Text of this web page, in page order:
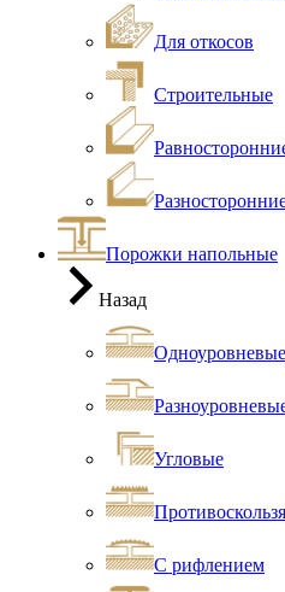
Для откосов
Строительные
Порожки напольные
Назад
Одноуровневые
Угловые
С рифлением